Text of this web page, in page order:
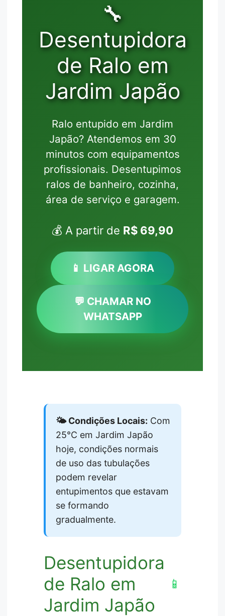
🔧
Desentupidora
de Ralo em
Jardim Japão
Ralo entupido em Jardim
Japão? Atendemos em 30
minutos com equipamentos
profissionais. Desentupimos
ralos de banheiro, cozinha,
área de serviço e garagem.
💰 A partir de R$ 69,90
📱 LIGAR AGORA
💬 CHAMAR NO
WHATSAPP
🌤️ Condições Locais: Com
25°C em Jardim Japão
hoje, condições normais
de uso das tubulações
podem revelar
entupimentos que estavam
se formando
gradualmente.
Desentupidora
de Ralo em
Jardim Japão
📱